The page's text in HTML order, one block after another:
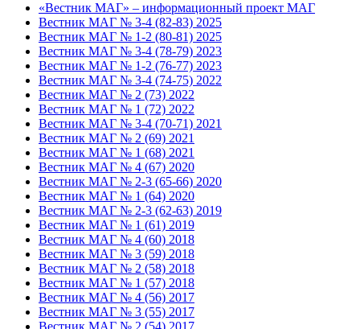
«Вестник МАГ» – информационный проект МАГ
Вестник МАГ № 3-4 (82-83) 2025
Вестник МАГ № 1-2 (80-81) 2025
Вестник МАГ № 3-4 (78-79) 2023
Вестник МАГ № 1-2 (76-77) 2023
Вестник МАГ № 3-4 (74-75) 2022
Вестник МАГ № 2 (73) 2022
Вестник МАГ № 1 (72) 2022
Вестник МАГ № 3-4 (70-71) 2021
Вестник МАГ № 2 (69) 2021
Вестник МАГ № 1 (68) 2021
Вестник МАГ № 4 (67) 2020
Вестник МАГ № 2-3 (65-66) 2020
Вестник МАГ № 1 (64) 2020
Вестник МАГ № 2-3 (62-63) 2019
Вестник МАГ № 1 (61) 2019
Вестник МАГ № 4 (60) 2018
Вестник МАГ № 3 (59) 2018
Вестник МАГ № 2 (58) 2018
Вестник МАГ № 1 (57) 2018
Вестник МАГ № 4 (56) 2017
Вестник МАГ № 3 (55) 2017